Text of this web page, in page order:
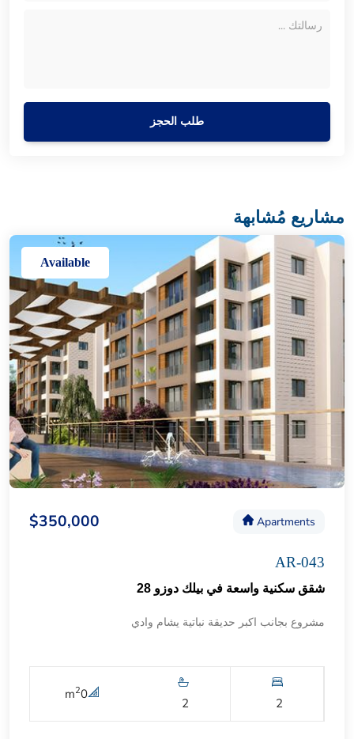
طلب الحجز
مشاريع مُشابهة
Available
Apartments
$350,000
AR-043
شقق سكنية واسعة في بيلك دوزو 28
مشروع بجانب اكبر حديقة نباتية يشام وادي
2
2
0
m2